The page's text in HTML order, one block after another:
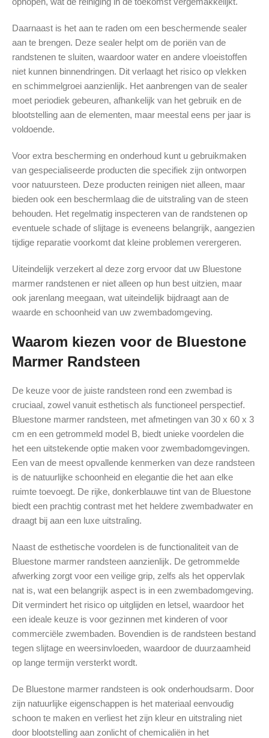
Daarnaast is het aan te raden om een beschermende sealer
aan te brengen. Deze sealer helpt om de poriën van de
randstenen te sluiten, waardoor water en andere vloeistoffen
niet kunnen binnendringen. Dit verlaagt het risico op vlekken
en schimmelgroei aanzienlijk. Het aanbrengen van de sealer
moet periodiek gebeuren, afhankelijk van het gebruik en de
blootstelling aan de elementen, maar meestal eens per jaar is
voldoende.
Voor extra bescherming en onderhoud kunt u gebruikmaken
van gespecialiseerde producten die specifiek zijn ontworpen
voor natuursteen. Deze producten reinigen niet alleen, maar
bieden ook een beschermlaag die de uitstraling van de steen
behouden. Het regelmatig inspecteren van de randstenen op
eventuele schade of slijtage is eveneens belangrijk, aangezien
tijdige reparatie voorkomt dat kleine problemen verergeren.
Uiteindelijk verzekert al deze zorg ervoor dat uw Bluestone
marmer randstenen er niet alleen op hun best uitzien, maar
ook jarenlang meegaan, wat uiteindelijk bijdraagt aan de
waarde en schoonheid van uw zwembadomgeving.
Waarom kiezen voor de Bluestone
Marmer Randsteen
De keuze voor de juiste randsteen rond een zwembad is
cruciaal, zowel vanuit esthetisch als functioneel perspectief.
Bluestone marmer randsteen, met afmetingen van 30 x 60 x 3
cm en een getrommeld model B, biedt unieke voordelen die
het een uitstekende optie maken voor zwembadomgevingen.
Een van de meest opvallende kenmerken van deze randsteen
is de natuurlijke schoonheid en elegantie die het aan elke
ruimte toevoegt. De rijke, donkerblauwe tint van de Bluestone
biedt een prachtig contrast met het heldere zwembadwater en
draagt bij aan een luxe uitstraling.
Naast de esthetische voordelen is de functionaliteit van de
Bluestone marmer randsteen aanzienlijk. De getrommelde
afwerking zorgt voor een veilige grip, zelfs als het oppervlak
nat is, wat een belangrijk aspect is in een zwembadomgeving.
Dit vermindert het risico op uitglijden en letsel, waardoor het
een ideale keuze is voor gezinnen met kinderen of voor
commerciële zwembaden. Bovendien is de randsteen bestand
tegen slijtage en weersinvloeden, waardoor de duurzaamheid
op lange termijn versterkt wordt.
De Bluestone marmer randsteen is ook onderhoudsarm. Door
zijn natuurlijke eigenschappen is het materiaal eenvoudig
schoon te maken en verliest het zijn kleur en uitstraling niet
door blootstelling aan zonlicht of chemicaliën in het